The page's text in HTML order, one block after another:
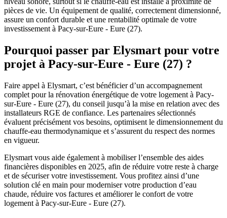
pièces de vie. Un équipement de qualité, correctement dimensionné,
assure un confort durable et une rentabilité optimale de votre
investissement à Pacy-sur-Eure - Eure (27).​
Pourquoi passer par Elysmart pour votre
projet à Pacy-sur-Eure - Eure (27) ?
Faire appel à Elysmart, c’est bénéficier d’un accompagnement
complet pour la rénovation énergétique de votre logement à Pacy-
sur-Eure - Eure (27), du conseil jusqu’à la mise en relation avec des
installateurs RGE de confiance. Les partenaires sélectionnés
évaluent précisément vos besoins, optimisent le dimensionnement du
chauffe-eau thermodynamique et s’assurent du respect des normes
en vigueur.​
Elysmart vous aide également à mobiliser l’ensemble des aides
financières disponibles en 2025, afin de réduire votre reste à charge
et de sécuriser votre investissement. Vous profitez ainsi d’une
solution clé en main pour moderniser votre production d’eau
chaude, réduire vos factures et améliorer le confort de votre
logement à Pacy-sur-Eure - Eure (27).